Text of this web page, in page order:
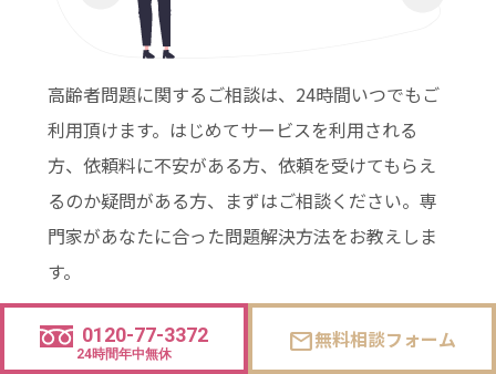
高齢者問題に関するご相談は、24時間いつでもご
利用頂けます。はじめてサービスを利用される
方、依頼料に不安がある方、依頼を受けてもらえ
るのか疑問がある方、まずはご相談ください。専
門家があなたに合った問題解決方法をお教えしま
す。
0120-77-3372
24時間年中無休 mail無料相談フォーム